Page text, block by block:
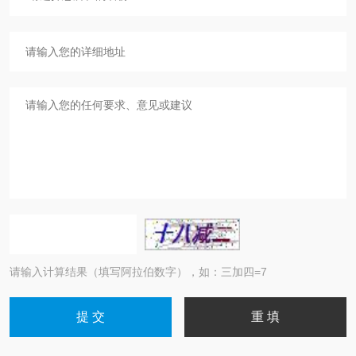
请输入计算结果（填写阿拉伯数字），如：三加四=7